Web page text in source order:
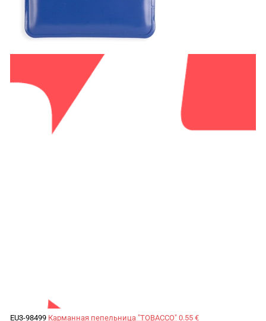
EU3-98499 Карманная пепельница "TOBACCO" 0.55 €